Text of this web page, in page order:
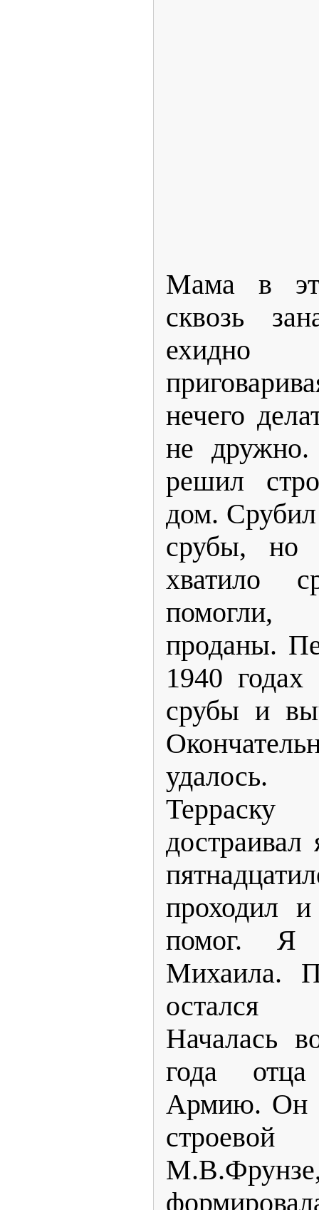
Мама в
сквозь
нечего
не
решил
дом.
срубы, но
хватило
проданы.
1940
срубы и
удалось.
проходил
помог. Я
Михаила.
остался
Началась
года
Армию. Он